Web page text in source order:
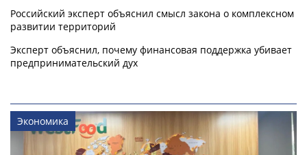
Российский эксперт объяснил смысл закона о комплексном
развитии территорий
Эксперт объяснил, почему финансовая поддержка убивает
предпринимательский дух
Экономика